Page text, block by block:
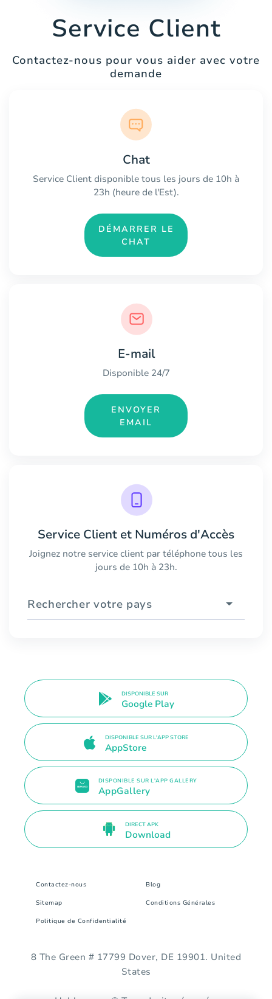
Service Client
Contactez-nous pour vous aider avec votre
demande
Chat
Service Client disponible tous les jours de 10h à
23h (heure de l'Est).
DÉMARRER LE
CHAT
E-mail
Disponible 24/7
ENVOYER
EMAIL
Service Client et Numéros d'Accès
Joignez notre service client par téléphone tous les
jours de 10h à 23h.
Rechercher votre pays
DISPONIBLE SUR
Google Play
DISPONIBLE SUR L'APP STORE
AppStore
DISPONIBLE SUR L'APP GALLERY
AppGallery
DIRECT APK
Download
Contactez-nous Blog
Sitemap Conditions Générales
Politique de Confidentialité
8 The Green # 17799 Dover, DE 19901. United
States